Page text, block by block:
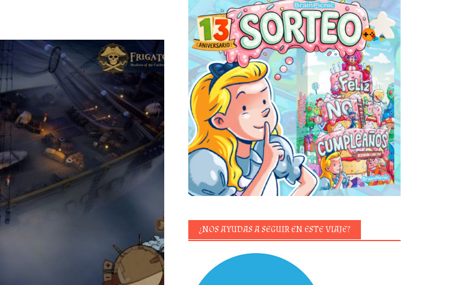
¿NOS AYUDAS A SEGUIR EN ESTE VIAJE?